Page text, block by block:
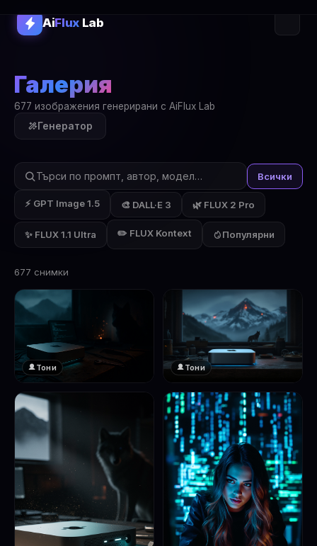
AiFluxLab
Галерия
677 изображения генерирани с AiFlux Lab
Генератор
Всички
⚡ GPT Image 1.5 🎨 DALL·E 3 🌿 FLUX 2 Pro
✨ FLUX 1.1 Ultra ✏️ FLUX Kontext Популярни
677 снимки
Тони Тони